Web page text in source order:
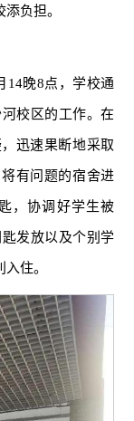
负担。
14晚8点，学校通
校区的工作。在
迅速果断地采取
有问题的宿舍进
，协调好学生被
发放以及个别学
住。